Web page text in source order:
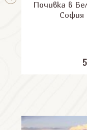
Почивка в
София